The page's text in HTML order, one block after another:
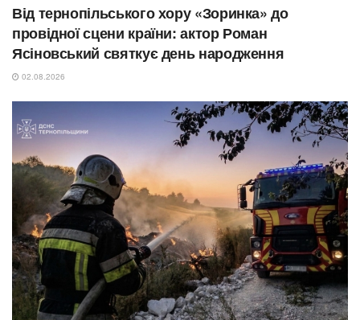
Від тернопільського хору «Зоринка» до
провідної сцени країни: актор Роман
Ясіновський святкує день народження
02.08.2026